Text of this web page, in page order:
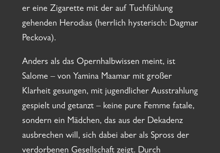
er eine Zigarette mit der auf Tuchfühlung
gehenden Herodias (herrlich hysterisch: Dagmar
Peckova).
Anders als das Opernhalbwissen meint, ist
Salome – von Yamina Maamar mit großer
Klarheit gesungen, mit jugendlicher Ausstrahlung
gespielt und getanzt – keine pure Femme fatale,
sondern ein Mädchen, das aus der Dekadenz
ausbrechen will, sich dabei aber als Spross der
verdorbenen Gesellschaft zeigt. Durch